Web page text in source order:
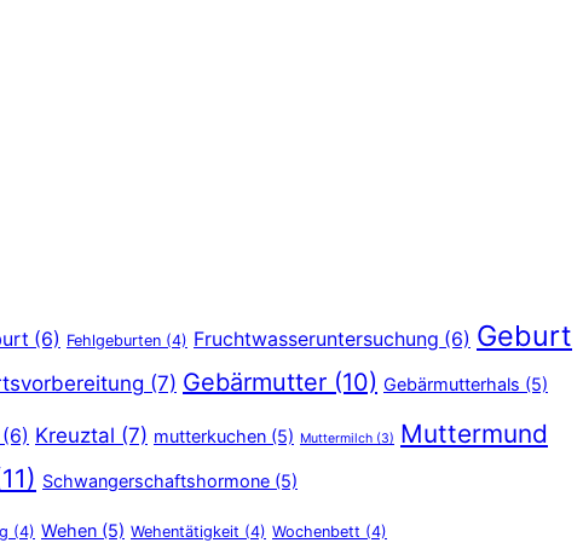
(6) Fehlgeburten (4) Fruchtwasseruntersuchung (6) Geburt
(7) Gebärmutter (10) Gebärmutterhals (5)
(6) Kreuztal (7) mutterkuchen (5) Muttermilch (3) Muttermund
Schwangerschaftshormone (5)
(4) Wehen (5) Wehentätigkeit (4) Wochenbett (4)